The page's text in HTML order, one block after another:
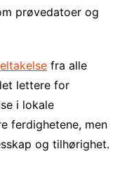
prøvedatoer og
fra alle
lettere for
i lokale
ferdighetene, men
og tilhørighet.